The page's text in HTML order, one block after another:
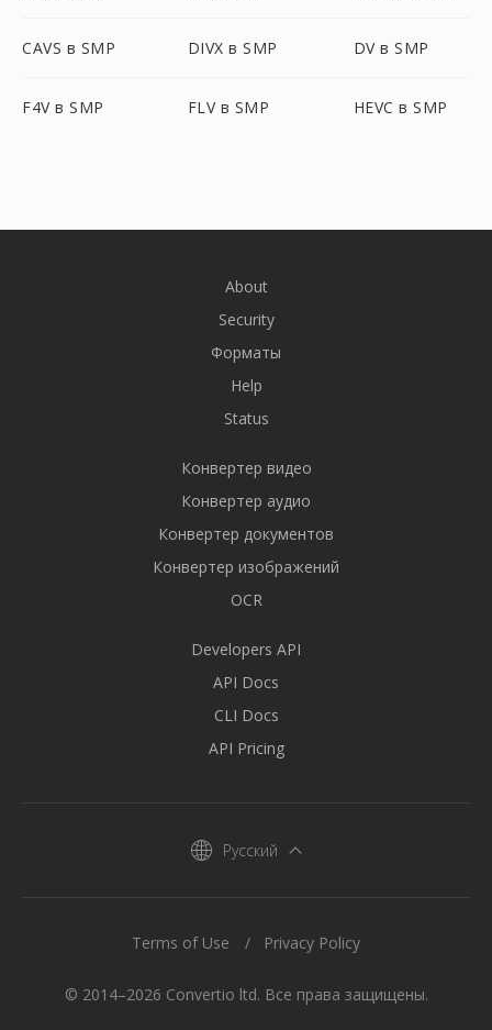
CAVS в SMP DIVX в SMP DV в SMP
F4V в SMP FLV в SMP HEVC в SMP
About
Security
Форматы
Help
Status
Конвертер видео
Конвертер аудио
Конвертер документов
Конвертер изображений
OCR
Developers API
API Docs
CLI Docs
API Pricing
Русский
© 2014–2026 Convertio ltd. Все права защищены.
Terms of Use Privacy Policy